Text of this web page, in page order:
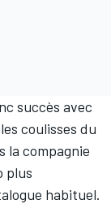
succès avec
coulisses du
la compagnie
plus
habituel.